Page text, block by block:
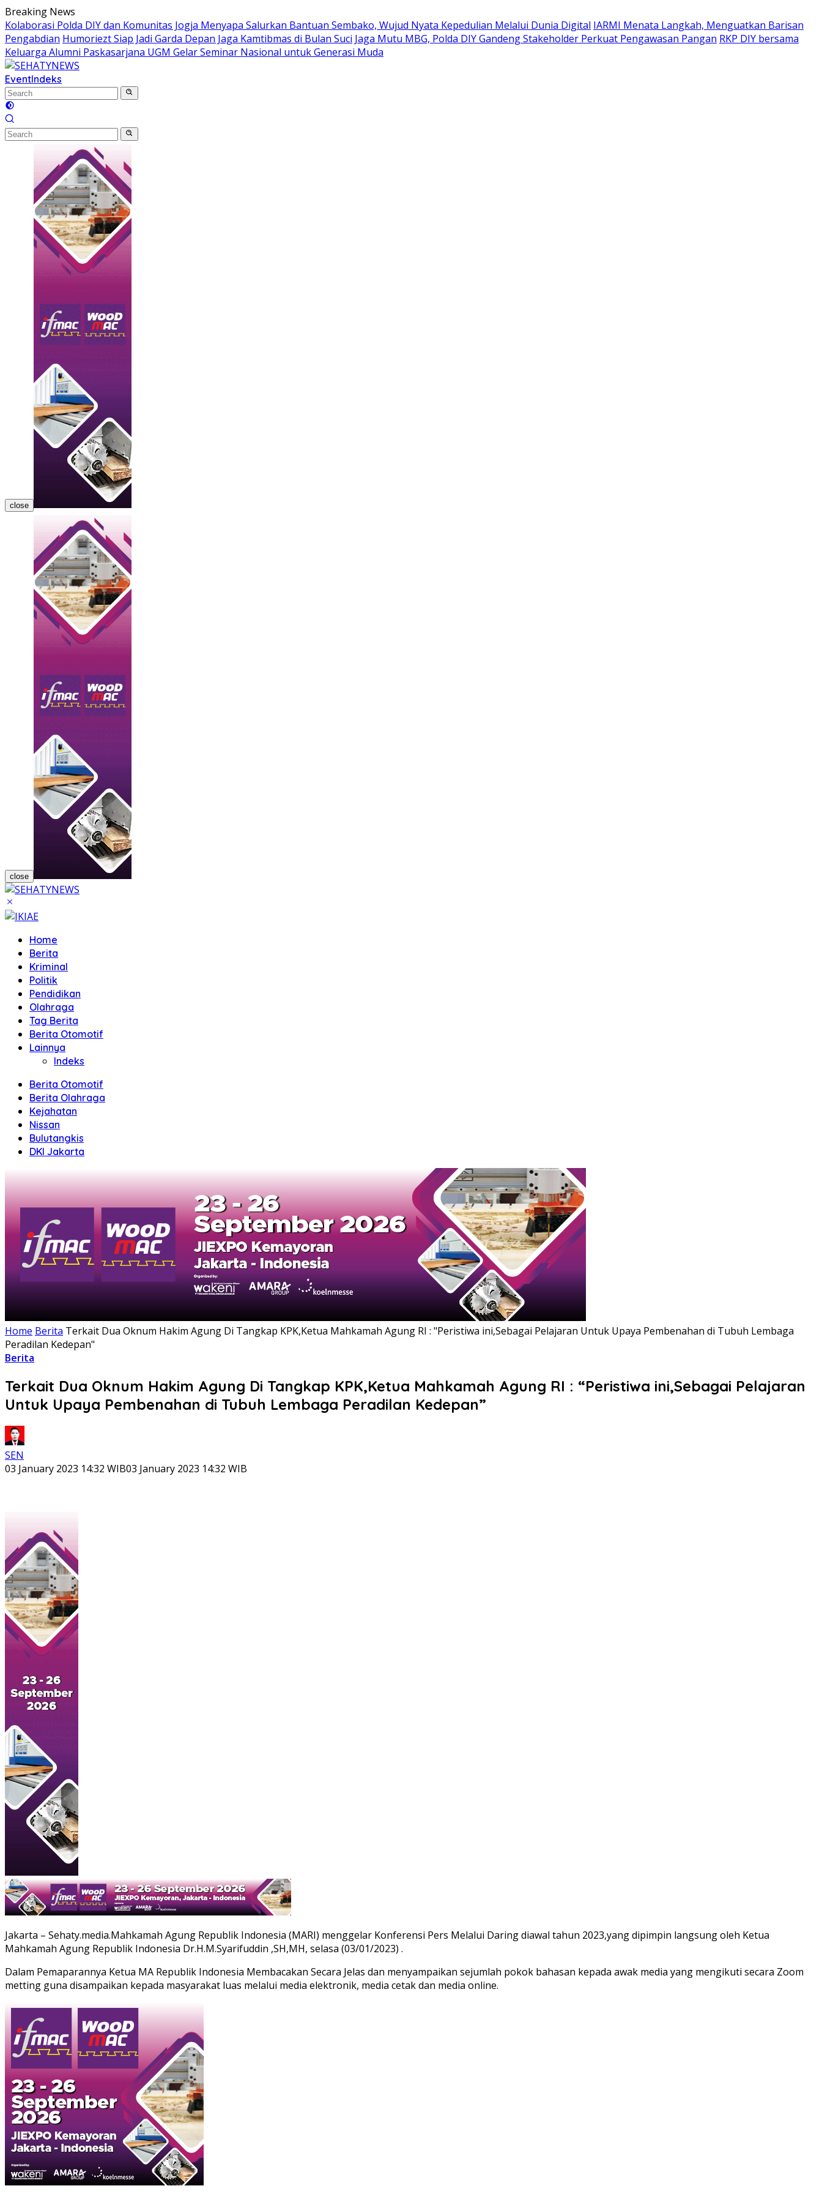
Skip
to
content
Breaking News
Kolaborasi Polda DIY dan Komunitas Jogja Menyapa Salurkan Bantuan Sembako, Wujud Nyata Kepedulian Melalui Dunia Digital IARMI Menata Langkah, Menguatkan Barisan
Pengabdian Humoriezt Siap Jadi Garda Depan Jaga Kamtibmas di Bulan Suci Jaga Mutu MBG, Polda DIY Gandeng Stakeholder Perkuat Pengawasan Pangan RKP DIY bersama
Keluarga Alumni Paskasarjana UGM Gelar Seminar Nasional untuk Generasi Muda
EventIndeks
close
close
Home
Berita
Kriminal
Politik
Pendidikan
Olahraga
Tag Berita
Berita Otomotif
Lainnya
Indeks
Berita Otomotif
Berita Olahraga
Kejahatan
Nissan
Bulutangkis
DKI Jakarta
Home Berita Terkait Dua Oknum Hakim Agung Di Tangkap KPK,Ketua Mahkamah Agung RI : "Peristiwa ini,Sebagai Pelajaran Untuk Upaya Pembenahan di Tubuh Lembaga
Peradilan Kedepan"
Berita
Terkait Dua Oknum Hakim Agung Di Tangkap KPK,Ketua Mahkamah Agung RI : “Peristiwa ini,Sebagai Pelajaran
Untuk Upaya Pembenahan di Tubuh Lembaga Peradilan Kedepan”
SEN
03 January 2023 14:32 WIB03 January 2023 14:32 WIB
Jakarta – Sehaty.media.Mahkamah Agung Republik Indonesia (MARI) menggelar Konferensi Pers Melalui Daring diawal tahun 2023,yang dipimpin langsung oleh Ketua
Mahkamah Agung Republik Indonesia Dr.H.M.Syarifuddin ,SH,MH, selasa (03/01/2023) .
Dalam Pemaparannya Ketua MA Republik Indonesia Membacakan Secara Jelas dan menyampaikan sejumlah pokok bahasan kepada awak media yang mengikuti secara Zoom
metting guna disampaikan kepada masyarakat luas melalui media elektronik, media cetak dan media online.